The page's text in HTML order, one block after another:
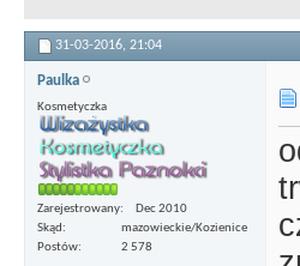
31-03-2016, 21:04
Paulka
Kosmetyczka
Zarejestrowany
Dec 2010
Skąd
mazowieckie/Kozienice
Postów
2 578